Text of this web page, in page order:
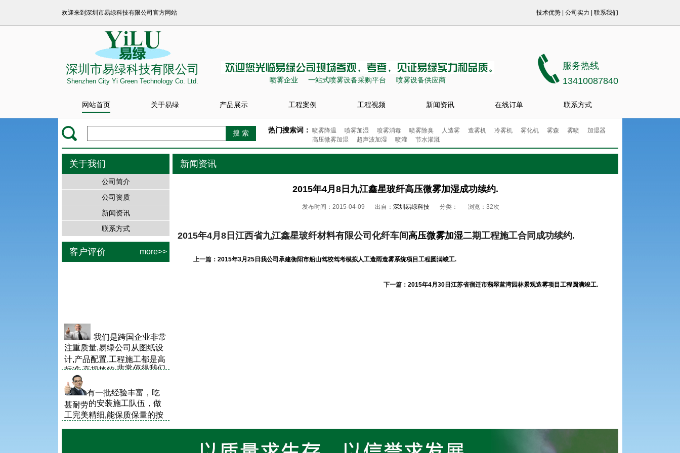
欢迎来到深圳市易绿科技有限公司官方网站 技术优势 公司实力 联系我们
深圳市易绿科技有限公司
Shenzhen City Yi Green Technology Co. Ltd. 喷雾企业 一站式喷雾设备采购平台 喷雾设备供应商
服务热线
13410087840
网站首页 关于易绿 产品展示 工程案例 工程视频 新闻资讯 在线订单 联系方式
热门搜索词： 喷雾降温 喷雾加湿 喷雾消毒 喷雾除臭 人造雾 造雾机 冷雾机 雾化机 雾森 雾喷
加湿器
高压微雾加湿
超声波加湿 喷灌 节水灌溉
关于我们
公司简介
公司资质
新闻资讯
联系方式
客户评价 more>>
再受高温天气的煎熬.
我们是跨国企业非常
注重质量,易绿公司从图纸设
计,产品配置,工程施工都是高
标准,高规格的,非常值得我们
信赖，
有一批经验丰富，吃
甚耐劳的安装施工队伍，做
工完美精细,能保质保量的按
新闻资讯
2015年4月8日九江鑫星玻纤高压微雾加湿成功续约.
发布时间：2015-04-09 出自： 深圳易绿科技 分类： 浏览：32次
2015年4月8日江西省九江鑫星玻纤材料有限公司化纤车间高压微雾加湿二期工程施工合同成功续约.
上一篇： 2015年3月25日我公司承建衡阳市船山驾校驾考模拟人工造雨造雾系统项目工程圆满竣工.
下一篇： 2015年4月30日江苏省宿迁市翡翠蓝湾园林景观造雾项目工程圆满竣工.